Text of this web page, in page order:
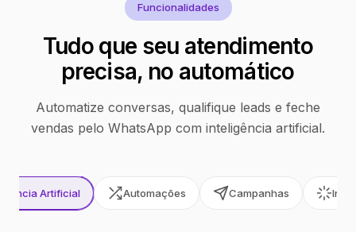
Funcionalidades
Tudo que seu atendimento
precisa, no automático
Automatize conversas, qualifique leads e feche
vendas pelo WhatsApp com inteligência artificial.
Artificial Automações Campanhas